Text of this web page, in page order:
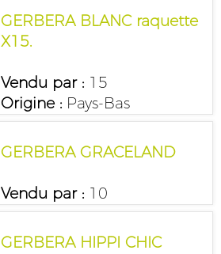
GERBERA BLANC raquette
X15.
Vendu par :15
Origine :Pays-Bas
GERBERA GRACELAND
Vendu par :10
GERBERA HIPPI CHIC